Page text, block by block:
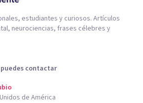
estudiantes y curiosos. Artículos
neurociencias, frases célebres y
contactar
de América